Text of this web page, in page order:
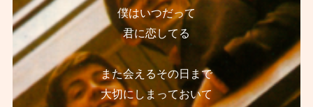
僕はいつだって
君に恋してる
また会えるその日まで
大切にしまっておいて